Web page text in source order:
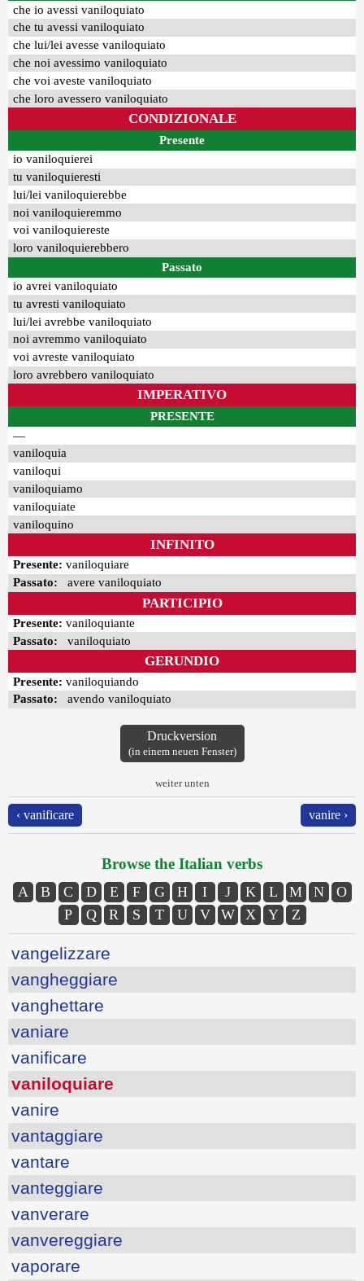
che io avessi vaniloquiato
che tu avessi vaniloquiato
che lui/lei avesse vaniloquiato
che noi avessimo vaniloquiato
che voi aveste vaniloquiato
che loro avessero vaniloquiato
CONDIZIONALE
Presente
io vaniloquierei
tu vaniloquieresti
lui/lei vaniloquierebbe
noi vaniloquieremmo
voi vaniloquiereste
loro vaniloquierebbero
Passato
io avrei vaniloquiato
tu avresti vaniloquiato
lui/lei avrebbe vaniloquiato
noi avremmo vaniloquiato
voi avreste vaniloquiato
loro avrebbero vaniloquiato
IMPERATIVO
PRESENTE
—
vaniloquia
vaniloqui
vaniloquiamo
vaniloquiate
vaniloquino
INFINITO
Presente: vaniloquiare
Passato: avere vaniloquiato
PARTICIPIO
Presente: vaniloquiante
Passato: vaniloquiato
GERUNDIO
Presente: vaniloquiando
Passato: avendo vaniloquiato
Druckversion
(in einem neuen Fenster)
weiter unten
‹ vanificare vanire ›
Browse the Italian verbs
A B C D E F G H I J K L M N
O
P
Q R S T U V W X Y Z
vangelizzare
vangheggiare
vanghettare
vaniare
vanificare
vaniloquiare
vanire
vantaggiare
vantare
vanteggiare
vanverare
vanvereggiare
vaporare